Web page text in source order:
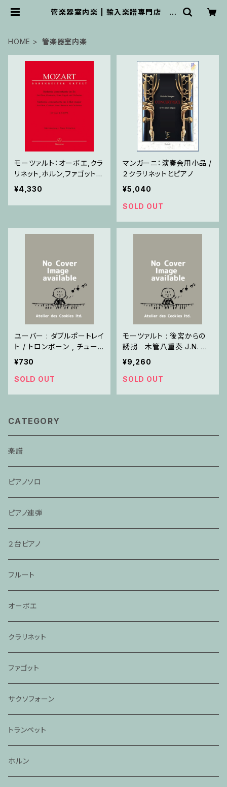
管楽器室内楽 | 輸入楽譜専門店 ア
HOME 管楽器室内楽
モーツァルト：オーボエ,クラ
リネット,ホルン,ファゴットと
管弦楽のための協奏交響曲
/ オーボエ,クラリネット,ホ
ルン,ファゴット,ピアノ
¥4,330
マンガーニ：演奏会用小品 /
２クラリネットとピアノ
¥5,040
SOLD OUT
ユーバー : ダブルポートレイ
ト / トロンボーン , チュー
バ
¥730
SOLD OUT
モーツァルト : 後宮からの
誘拐 木管八重奏 J.N. W
endt編 / スコア・パート譜
セット
¥9,260
SOLD OUT
CATEGORY
楽譜
ピアノソロ
ピアノ連弾
２台ピアノ
フルート
オーボエ
クラリネット
ファゴット
サクソフォーン
トランペット
ホルン